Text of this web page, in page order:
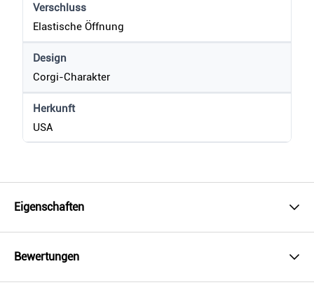
Verschluss
Elastische Öffnung
Design
Corgi-Charakter
Herkunft
USA
Eigenschaften
Bewertungen